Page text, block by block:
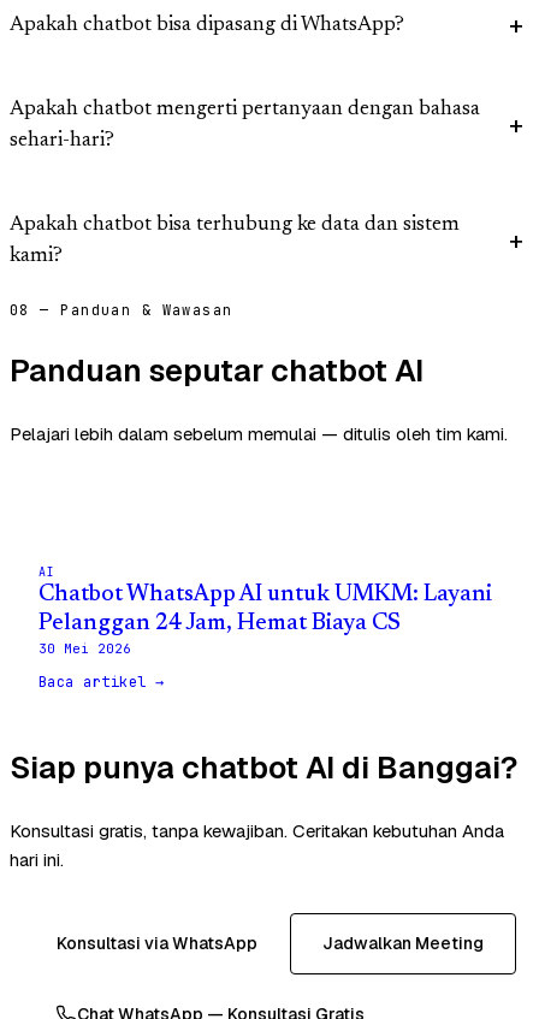
Apakah chatbot bisa dipasang di WhatsApp?
Apakah chatbot mengerti pertanyaan dengan bahasa
sehari-hari?
Apakah chatbot bisa terhubung ke data dan sistem
kami?
08 — Panduan & Wawasan
Panduan seputar chatbot AI
Pelajari lebih dalam sebelum memulai — ditulis oleh tim kami.
AI
Chatbot WhatsApp AI untuk UMKM: Layani
Pelanggan 24 Jam, Hemat Biaya CS
30 Mei 2026
Baca artikel →
Siap punya chatbot AI di Banggai?
Konsultasi gratis, tanpa kewajiban. Ceritakan kebutuhan Anda
hari ini.
Konsultasi via WhatsApp Jadwalkan Meeting
Chat WhatsApp — Konsultasi Gratis